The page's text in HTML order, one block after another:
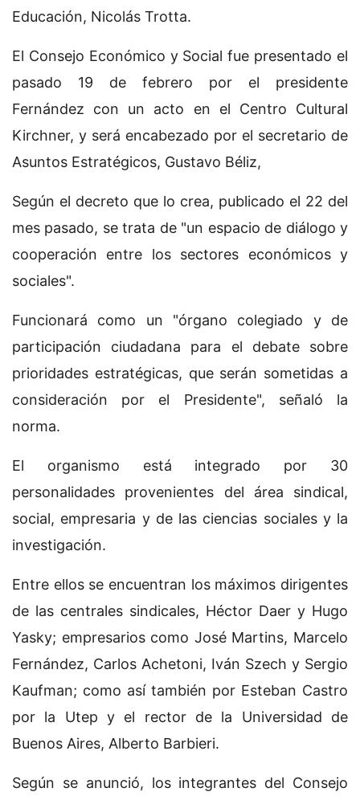
Educación, Nicolás Trotta.
El Consejo Económico y Social fue presentado el
pasado 19 de febrero por el presidente
Fernández con un acto en el Centro Cultural
Kirchner, y será encabezado por el secretario de
Asuntos Estratégicos, Gustavo Béliz,
Según el decreto que lo crea, publicado el 22 del
mes pasado, se trata de "un espacio de diálogo y
cooperación entre los sectores económicos y
sociales".
Funcionará como un "órgano colegiado y de
participación ciudadana para el debate sobre
prioridades estratégicas, que serán sometidas a
consideración por el Presidente", señaló la
norma.
El organismo está integrado por 30
personalidades provenientes del área sindical,
social, empresaria y de las ciencias sociales y la
investigación.
Entre ellos se encuentran los máximos dirigentes
de las centrales sindicales, Héctor Daer y Hugo
Yasky; empresarios como José Martins, Marcelo
Fernández, Carlos Achetoni, Iván Szech y Sergio
Kaufman; como así también por Esteban Castro
por la Utep y el rector de la Universidad de
Buenos Aires, Alberto Barbieri.
Según se anunció, los integrantes del Consejo